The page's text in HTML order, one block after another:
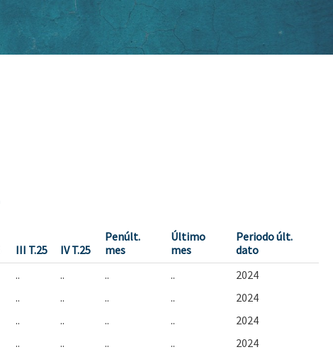
III T.25 IV T.25
Penúlt.
mes
Último
mes
Periodo últ.
dato
.. .. .. ..
2024
.. .. .. ..
2024
.. .. .. ..
2024
.. .. .. ..
2024